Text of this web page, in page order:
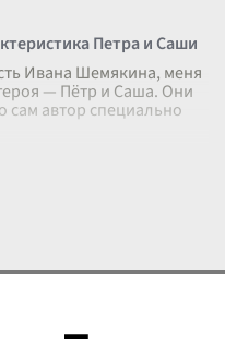
Петра и Саши
Ивана Шемякина, меня
— Пётр и Саша. Они
сам автор специально